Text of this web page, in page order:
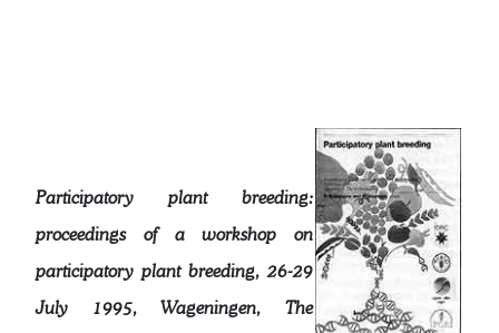
Participatory plant breeding:
proceedings of a workshop on
participatory plant breeding, 26-29
July 1995, Wageningen, The